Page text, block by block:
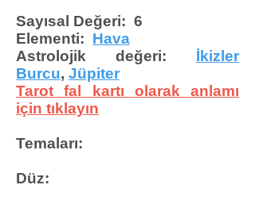
Sayısal Değeri: 6
Elementi: Hava
Astrolojik değeri: İkizler
Burcu, Jüpiter
Tarot fal kartı olarak anlamı
için tıklayın
Temaları:
Düz: